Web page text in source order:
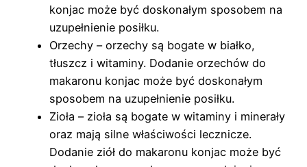
konjac może być doskonałym sposobem na
uzupełnienie posiłku.
Orzechy – orzechy są bogate w białko,
tłuszcz i witaminy. Dodanie orzechów do
makaronu konjac może być doskonałym
sposobem na uzupełnienie posiłku.
Zioła – zioła są bogate w witaminy i minerały
oraz mają silne właściwości lecznicze.
Dodanie ziół do makaronu konjac może być